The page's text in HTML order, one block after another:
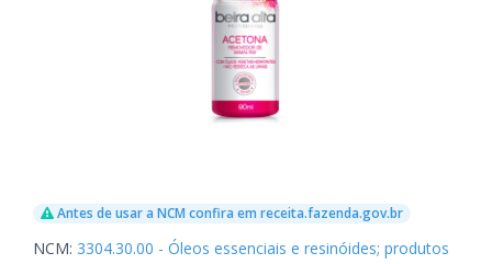
Antes de usar a NCM confira em receita.fazenda.gov.br
NCM: 3304.30.00 - Óleos essenciais e resinóides; produtos